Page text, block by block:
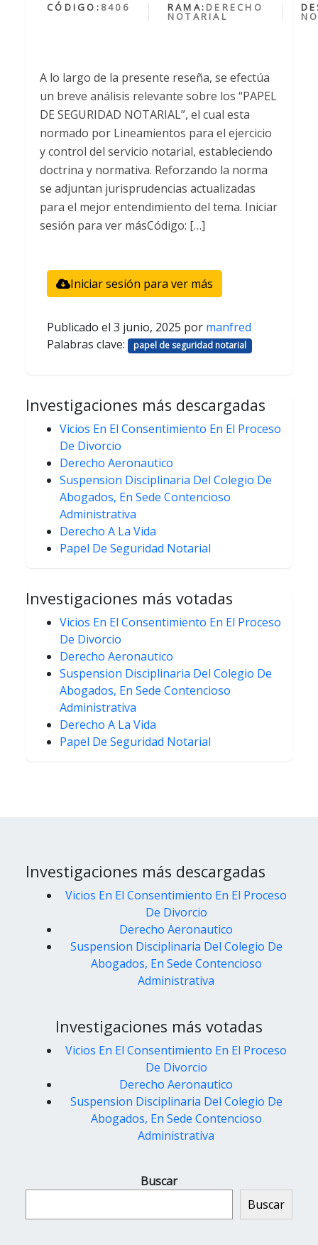
CÓDIGO: 8406 RAMA: DERECHO
NOTARIAL
A lo largo de la presente reseña, se efectúa
un breve análisis relevante sobre los “PAPEL
DE SEGURIDAD NOTARIAL”, el cual esta
normado por Lineamientos para el ejercicio
y control del servicio notarial, estableciendo
doctrina y normativa. Reforzando la norma
se adjuntan jurisprudencias actualizadas
para el mejor entendimiento del tema. Iniciar
sesión para ver másCódigo: […]
Iniciar sesión para ver más
Publicado el 3 junio, 2025 por manfred
Palabras clave:
papel de seguridad notarial
Investigaciones más descargadas
Vicios En El Consentimiento En El Proceso
De Divorcio
Derecho Aeronautico
Suspension Disciplinaria Del Colegio De
Abogados, En Sede Contencioso
Administrativa
Derecho A La Vida
Papel De Seguridad Notarial
Investigaciones más votadas
Vicios En El Consentimiento En El Proceso
De Divorcio
Derecho Aeronautico
Suspension Disciplinaria Del Colegio De
Abogados, En Sede Contencioso
Administrativa
Derecho A La Vida
Papel De Seguridad Notarial
Investigaciones más descargadas
Vicios En El Consentimiento En El Proceso
De Divorcio
Derecho Aeronautico
Suspension Disciplinaria Del Colegio De
Abogados, En Sede Contencioso
Administrativa
Investigaciones más votadas
Vicios En El Consentimiento En El Proceso
De Divorcio
Derecho Aeronautico
Suspension Disciplinaria Del Colegio De
Abogados, En Sede Contencioso
Administrativa
Buscar
Buscar